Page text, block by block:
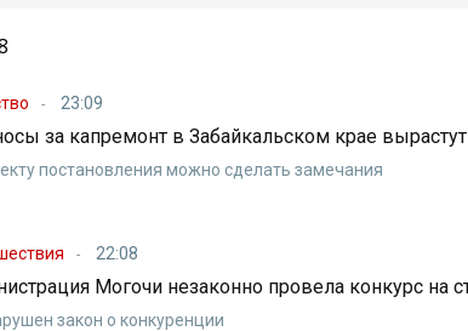
23:09
за капремонт в Забайкальском крае
постановления можно сделать замечания
22:08
Могочи незаконно провела конкурс на
закон о конкуренции